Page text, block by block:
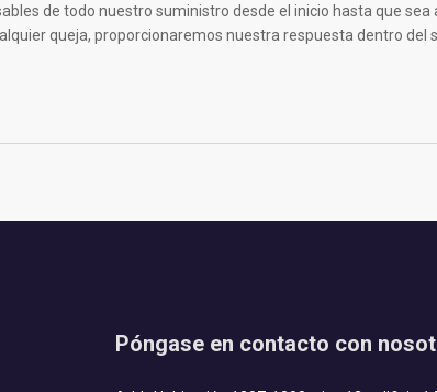
de todo nuestro suministro desde el inicio hasta que sea
queja, proporcionaremos nuestra respuesta dentro del
Póngase en contacto con